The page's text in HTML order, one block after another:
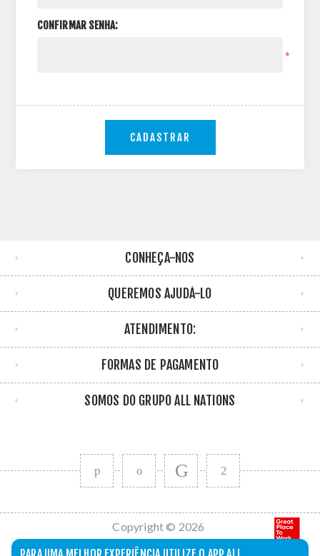
CONFIRMAR SENHA:
*
CADASTRAR
CONHEÇA-NOS
QUEREMOS AJUDÁ-LO
ATENDIMENTO:
FORMAS DE PAGAMENTO
SOMOS DO GRUPO ALL NATIONS
Copyright © 2026
All Nations. Todos